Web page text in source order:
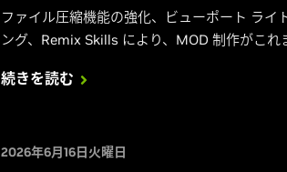
ファイル圧縮機能の強化、ビューポート ラ
ング、Remix Skills により、MOD 制作がこれ
続きを読む
2026年6月16日火曜日